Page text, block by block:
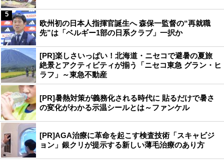
欧州初の日本人指揮官誕生へ 森保一監督の“再就職
先”は「ベルギー1部の日系クラブ」一択か
5
[PR]楽しさいっぱい！北海道・ニセコで避暑の夏旅
絶景とアクティビティが揃う「ニセコ東急 グラン・ヒ
ラフ」～東急不動産
[PR]暑熱対策が義務化される時代に 貼るだけで暑さ
の変化がわかる示温シールとは～ファンケル
[PR]AGA治療に革命を起こす検査技術「スキャビジ
ョン」銀クリが提示する新しい薄毛治療のあり方